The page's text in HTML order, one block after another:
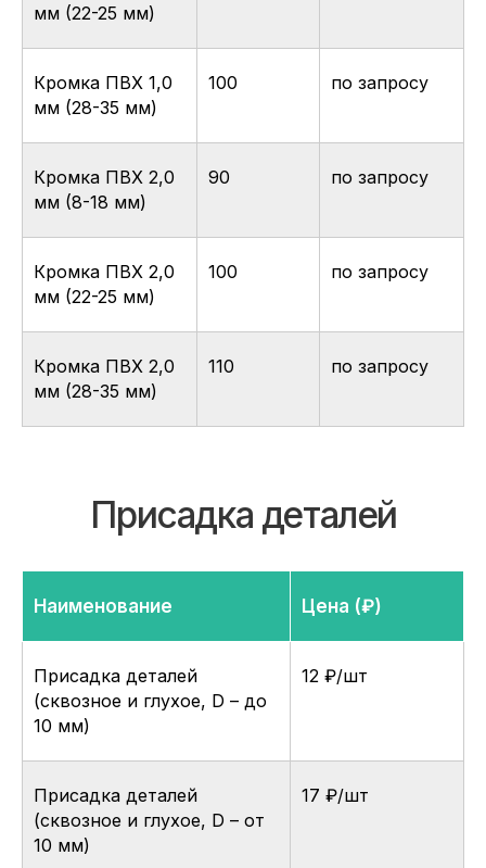
мм (22-25 мм)
Кромка ПВХ 1,0
мм (28-35 мм)
100 по запросу
Кромка ПВХ 2,0
мм (8-18 мм)
90 по запросу
Кромка ПВХ 2,0
мм (22-25 мм)
100 по запросу
Кромка ПВХ 2,0
мм (28-35 мм)
110 по запросу
Наименование Цена (₽)
Присадка деталей
(сквозное и глухое, D – до
10 мм)
12 ₽/шт
Присадка деталей
(сквозное и глухое, D – от
10 мм)
17 ₽/шт
ИНФОРМАЦИЯ
ЛХДФ/ХДФ
Столешницы Slim line
Бумажно-слоистые пластики CPL Ультрадекор
Кромочный материал
Мебельная фурнитура